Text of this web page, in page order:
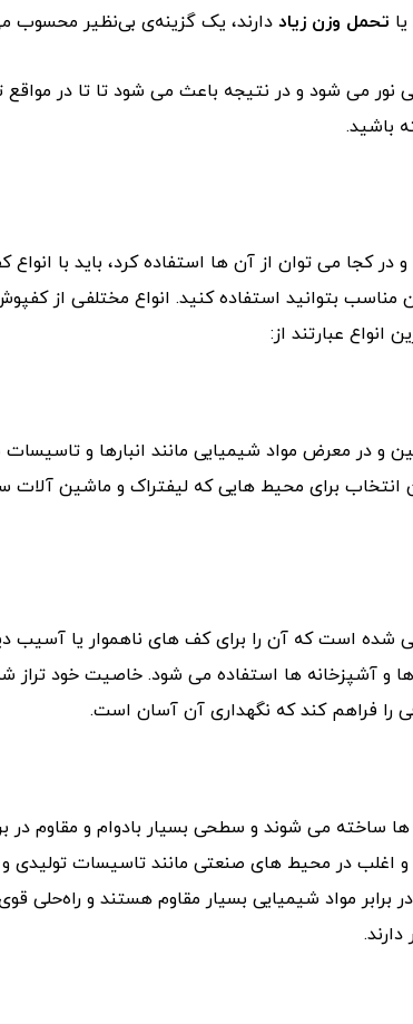
یا تحمل وزن زیاددارند، یک گزینه‌ی بی‌نظیر محسوب
نور می شود و در نتیجه باعث می شود تا تا در
باشید.
کجا می توان از آن ها استفاده کرد، باید با
مناسب بتوانید استفاده کنید. انواع مختلفی از
انواع عبارتند از:
و در معرض مواد شیمیایی مانند انبارها و
انتخاب برای محیط هایی که لیفتراک و ماشین
است که آن را برای کف های ناهموار یا آسیب
ها و آشپزخانه ها استفاده می شود. خاصیت خود
را فراهم کند که نگهداری آن آسان است.
ساخته می شوند و سطحی بسیار بادوام و مقاوم در
در محیط های صنعتی مانند تاسیسات تولیدی و
مواد شیمیایی بسیار مقاوم هستند و راه‌حلی